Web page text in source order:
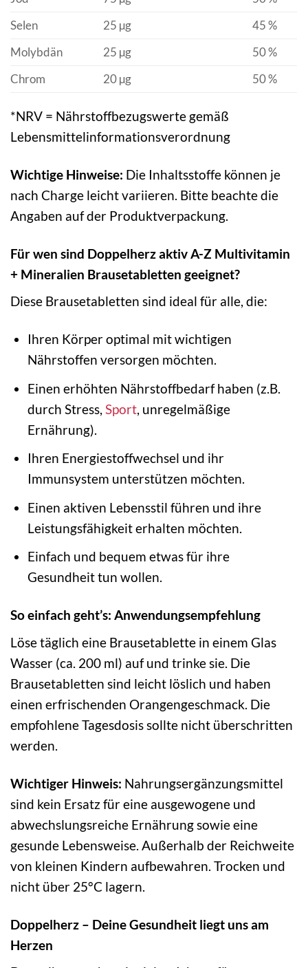
Selen
25 µg
45 %
Molybdän
25 µg
50 %
Chrom
20 µg 50 %
*NRV = Nährstoffbezugswerte gemäß
Lebensmittelinformationsverordnung
Wichtige Hinweise: Die Inhaltsstoffe können je
nach Charge leicht variieren. Bitte beachte die
Angaben auf der Produktverpackung.
Für wen sind Doppelherz aktiv A-Z Multivitamin
+ Mineralien Brausetabletten geeignet?
Diese Brausetabletten sind ideal für alle, die:
Ihren Körper optimal mit wichtigen
Nährstoffen versorgen möchten.
Einen erhöhten Nährstoffbedarf haben (z.B.
durch Stress, Sport, unregelmäßige
Ernährung).
Ihren Energiestoffwechsel und ihr
Immunsystem unterstützen möchten.
Einen aktiven Lebensstil führen und ihre
Leistungsfähigkeit erhalten möchten.
Einfach und bequem etwas für ihre
Gesundheit tun wollen.
So einfach geht’s: Anwendungsempfehlung
Löse täglich eine Brausetablette in einem Glas
Wasser (ca. 200 ml) auf und trinke sie. Die
Brausetabletten sind leicht löslich und haben
einen erfrischenden Orangengeschmack. Die
empfohlene Tagesdosis sollte nicht überschritten
werden.
Wichtiger Hinweis: Nahrungsergänzungsmittel
sind kein Ersatz für eine ausgewogene und
abwechslungsreiche Ernährung sowie eine
gesunde Lebensweise. Außerhalb der Reichweite
von kleinen Kindern aufbewahren. Trocken und
nicht über 25°C lagern.
Doppelherz – Deine Gesundheit liegt uns am
Herzen